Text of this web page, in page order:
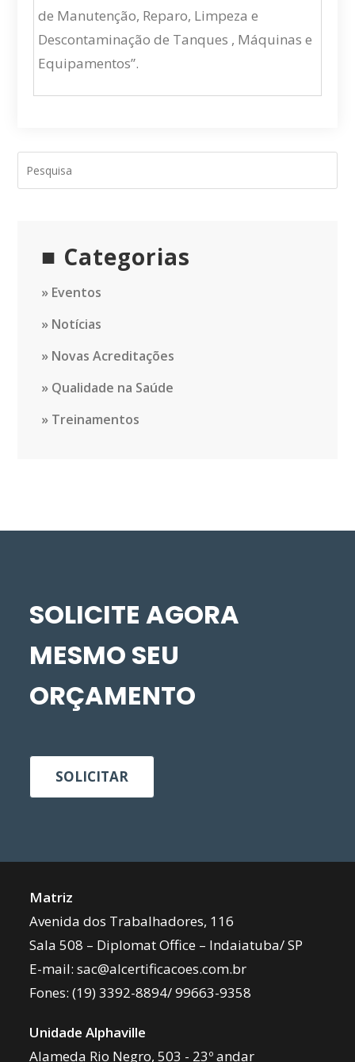
de Manutenção, Reparo, Limpeza e
Descontaminação de Tanques , Máquinas e
Equipamentos”.
Categorias
Eventos
Notícias
Novas Acreditações
Qualidade na Saúde
Treinamentos
SOLICITE AGORA
MESMO SEU
ORÇAMENTO
SOLICITAR
Matriz
Avenida dos Trabalhadores, 116
Sala 508 – Diplomat Office – Indaiatuba/ SP
E-mail:sac@alcertificacoes.com.br
Fones:(19) 3392-8894/99663-9358
Unidade Alphaville
Alameda Rio Negro, 503 - 23º andar